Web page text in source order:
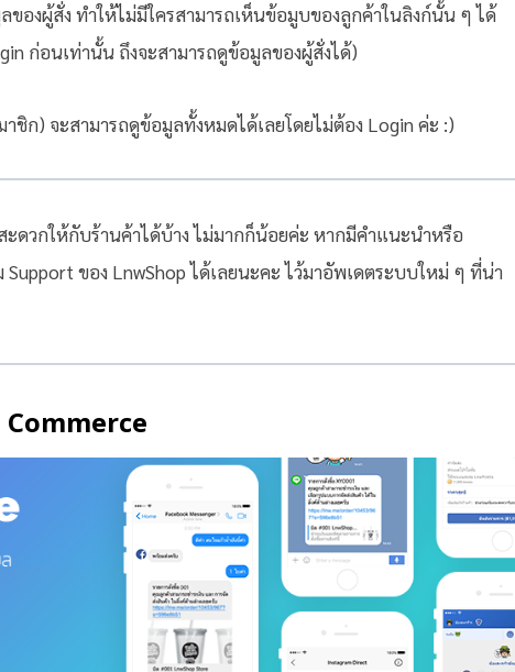
องผู้สั่ง ทำให้ไม่มีใครสามารถเห็นข้อมูบของลูกค้าในลิงก์นั้น ๆ ได้
ก่อนเท่านั้น ถึงจะสามารถดูข้อมูลของผู้สั่งได้)
ก) จะสามารถดูข้อมูลทั้งหมดได้เลยโดยไม่ต้อง Login ค่ะ :)
ดวกให้กับร้านค้าได้บ้าง ไม่มากก็น้อยค่ะ หากมีคำแนะนำหรือ
ของ LnwShop ได้เลยนะคะ ไว้มาอัพเดตระบบใหม่ ๆ ที่น่า